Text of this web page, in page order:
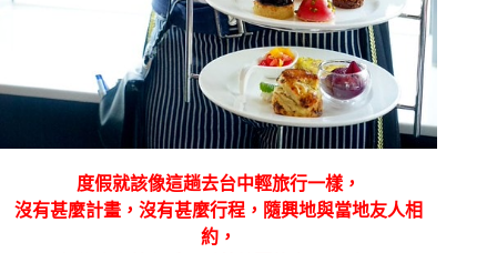
度假就該像這趟去台中輕旅行一樣，
沒有甚麼計畫，沒有甚麼行程，隨興地與當地友人相
約，